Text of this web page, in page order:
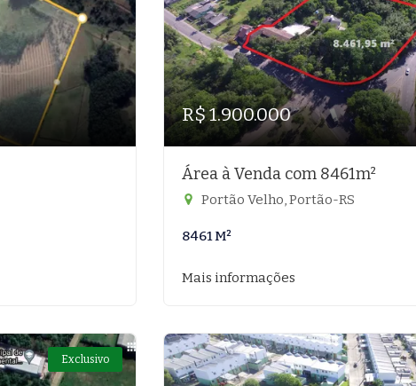
R$ 1.900.000
Área à Venda com 8461m²
Portão Velho, Portão-RS
8461 M²
Mais informações
Exclusivo